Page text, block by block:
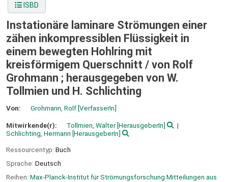
ISBD
Instationäre laminare Strömungen einer
zähen inkompressiblen Flüssigkeit in
einem bewegten Hohlring mit
kreisförmigem Querschnitt / von Rolf
Grohmann ; herausgegeben von W.
Tollmien und H. Schlichting
Von: Grohmann, Rolf[VerfasserIn]
Mitwirkende(r): Tollmien, Walter[HerausgeberIn]
Schlichting, Hermann [HerausgeberIn]
Ressourcentyp: Buch
Sprache: Deutsch
Reihen: Max-Planck-Institut für Strömungsforschung Mitteilungen aus